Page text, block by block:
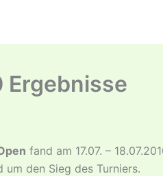
Ergebnisse
fand am 17.07. –
den Sieg des Turniers.